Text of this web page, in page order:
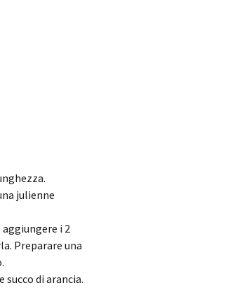
julienne
i 2
Preparare una
di arancia.